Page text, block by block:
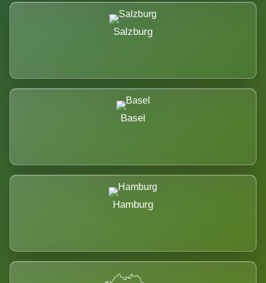
Salzburg
Basel
Hamburg